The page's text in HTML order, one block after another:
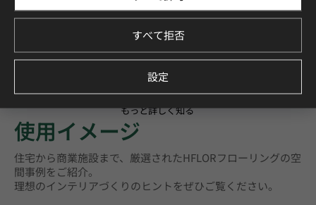
もっと詳しく知る
使用イメージ
住宅から商業施設まで、厳選されたHFLORフローリングの空
間事例をご紹介。
理想のインテリアづくりのヒントをぜひご覧ください。
すべて拒否
設定